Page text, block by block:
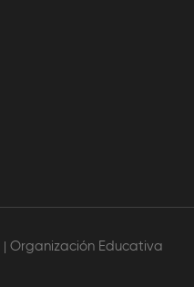
| Organización Educativa